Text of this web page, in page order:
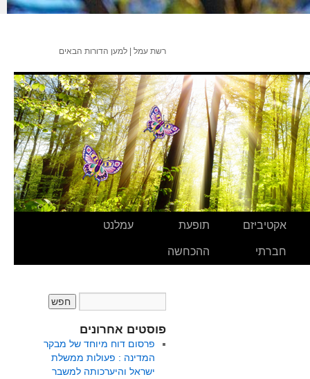
רשת עמל | למען הדורות הבאים
אקטיביזם
חברתי
תופעת
ההכחשה
עמלנט
פוסטים אחרונים
פרסום דוח מיוחד של מבקר
המדינה : פעולות ממשלת
ישראל והיערכותה למשבר